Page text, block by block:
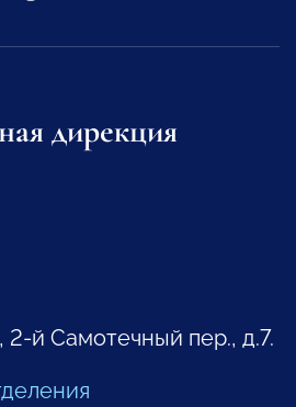
дирекция
2-й Самотечный пер., д.7.